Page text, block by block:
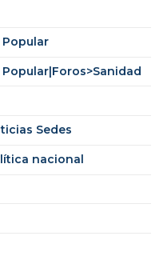
Sedes
nacional